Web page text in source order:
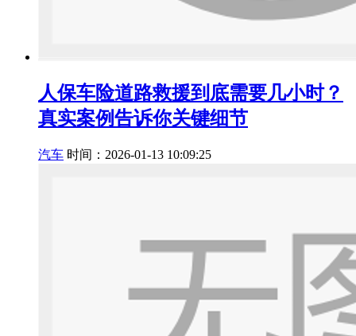
人保车险道路救援到底需要几小时？
真实案例告诉你关键细节
汽车 时间：2026-01-13 10:09:25